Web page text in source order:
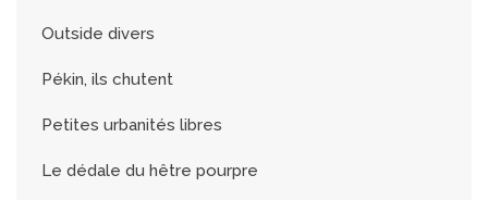
Outside divers
Pékin, ils chutent
Petites urbanités libres
Le dédale du hêtre pourpre